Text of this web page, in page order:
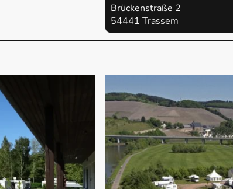
Brückenstraße
54441 Trassem